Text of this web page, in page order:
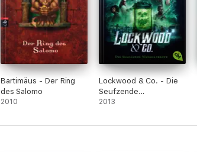
Bartimäus - Der Ring
des Salomo
2010
Lockwood & Co. - Die
Seufzende
Wendeltreppe
2013